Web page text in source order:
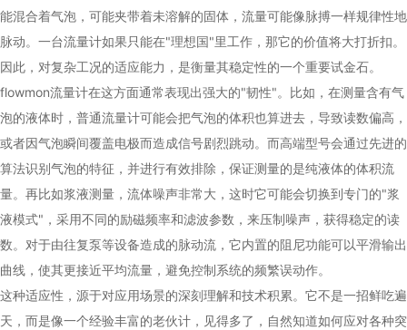
能混合着气泡，可能夹带着未溶解的固体，流量可能像脉搏一样规律性地
脉动。一台流量计如果只能在"理想国"里工作，那它的价值将大打折扣。
因此，对复杂工况的适应能力，是衡量其稳定性的一个重要试金石。
flowmon流量计在这方面通常表现出强大的"韧性"。比如，在测量含有气
泡的液体时，普通流量计可能会把气泡的体积也算进去，导致读数偏高，
或者因气泡瞬间覆盖电极而造成信号剧烈跳动。而高端型号会通过先进的
算法识别气泡的特征，并进行有效排除，保证测量的是纯液体的体积流
量。再比如浆液测量，流体噪声非常大，这时它可能会切换到专门的"浆
液模式"，采用不同的励磁频率和滤波参数，来压制噪声，获得稳定的读
数。对于由往复泵等设备造成的脉动流，它内置的阻尼功能可以平滑输出
曲线，使其更接近平均流量，避免控制系统的频繁误动作。
这种适应性，源于对应用场景的深刻理解和技术积累。它不是一招鲜吃遍
天，而是像一个经验丰富的老伙计，见得多了，自然知道如何应对各种突